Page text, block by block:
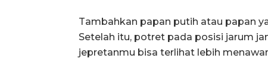
Tambahkan papan putih atau papan
Setelah itu, potret pada posisi jarum
jepretanmu bisa terlihat lebih